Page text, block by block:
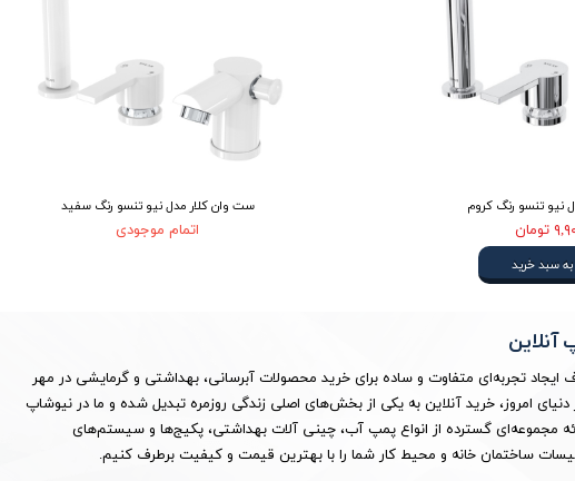
ست وان کلار مدل نیو تنسو رنگ سفید
اتمام موجودی
نیو تنسو رنگ کروم
سبد خرید
آنلاین
ایجاد تجربه‌ای متفاوت و ساده برای خرید محصولات آبرسانی، بهداشتی و گرمایشی در مهر
در دنیای امروز، خرید آنلاین به یکی از بخش‌های اصلی زندگی روزمره تبدیل شده و ما در نیوشاپ
مجموعه‌ای گسترده از انواع پمپ آب، چینی آلات بهداشتی، پکیج‌ها و سیستم‌های
ساختمان خانه و محیط کار شما را با بهترین قیمت و کیفیت برطرف کنیم.